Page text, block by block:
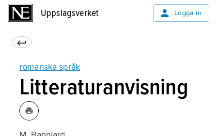
Uppslagsverket Logga in
romanska språk
Litteraturanvisning